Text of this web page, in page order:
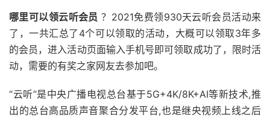
哪里可以领云听会员 ？2021免费领930天云听会员活动来
了，一共汇总了4个可以领取的活动，大概可以领取3年多
的会员，进入活动页面输入手机号即可领取成功了，限时活
动，需要的有奖之家网友去参加吧。
“云听”是中央广播电视总台基于5G+4K/8K+AI等新技术,推
出的总台高品质声音聚合分发平台,也是继央视频上线之后